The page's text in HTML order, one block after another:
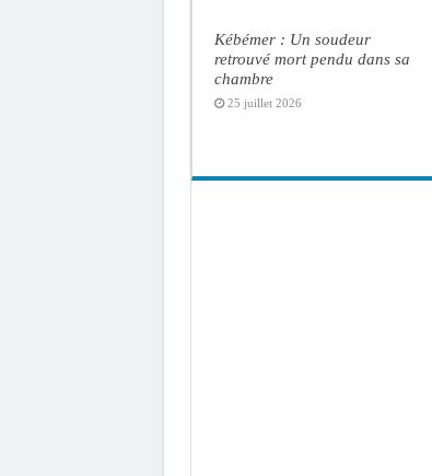
Kébémer : Un soudeur
retrouvé mort pendu dans sa
chambre
25 juillet 2026